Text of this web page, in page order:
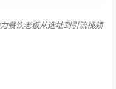
餐饮老板从选址到引流视频